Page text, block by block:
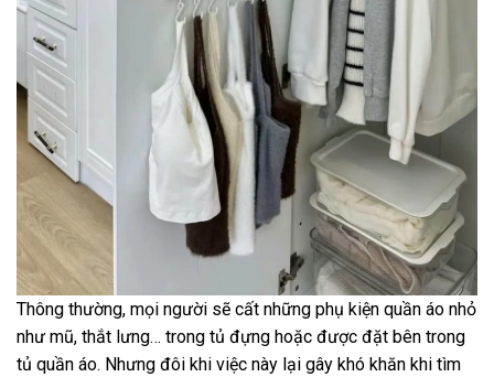
Thông thường, mọi người sẽ cất những phụ kiện quần áo nhỏ
như mũ, thắt lưng… trong tủ đựng hoặc được đặt bên trong
tủ quần áo. Nhưng đôi khi việc này lại gây khó khăn khi tìm